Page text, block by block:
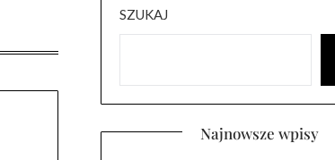
SZUKAJ
Najnowsze wpisy